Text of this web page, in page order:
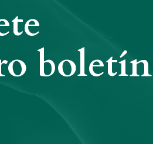
boletín